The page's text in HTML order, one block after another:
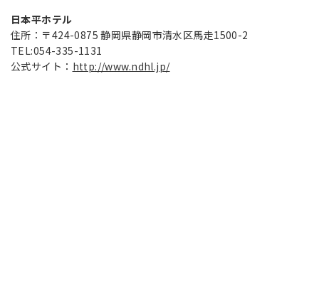
日本平ホテル
住所：〒424-0875 静岡県静岡市清水区馬走1500-2
TEL:054-335-1131
公式サイト： http://www.ndhl.jp/